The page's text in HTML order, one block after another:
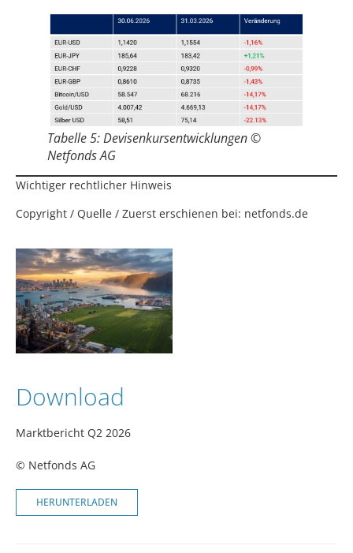
Tabelle 5: Devisenkursentwicklungen ©
Netfonds AG
Wichtiger rechtlicher Hinweis
Copyright / Quelle / Zuerst erschienen bei: netfonds.de
Download
Marktbericht Q2 2026
© Netfonds AG
HERUNTERLADEN